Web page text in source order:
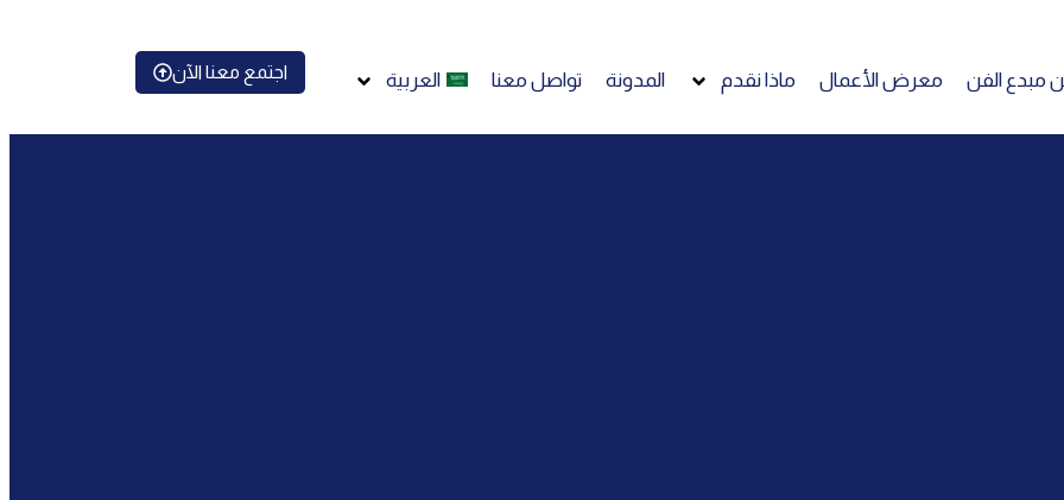
مبدع الفن معرض الأعمال ماذا نقدم المدونة تواصل معنا العربية اجتمع معنا الآن